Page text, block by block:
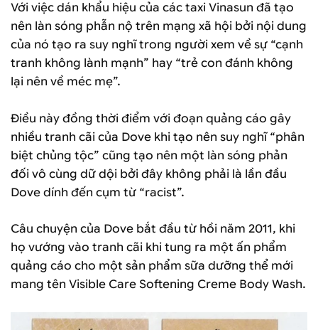
Với việc dán khẩu hiệu của các taxi Vinasun đã tạo
nên làn sóng phẫn nộ trên mạng xã hội bởi nội dung
của nó tạo ra suy nghĩ trong người xem về sự “cạnh
tranh không lành mạnh” hay “trẻ con đánh không
lại nên về méc mẹ”.
Điều này đồng thời điểm với đoạn quảng cáo gây
nhiều tranh cãi của Dove khi tạo nên suy nghĩ “phân
biệt chủng tộc” cũng tạo nên một làn sóng phản
đối vô cùng dữ dội bởi đây không phải là lần đầu
Dove dính đến cụm từ “racist”.
Câu chuyện của Dove bắt đầu từ hồi năm 2011, khi
họ vướng vào tranh cãi khi tung ra một ấn phẩm
quảng cáo cho một sản phẩm sữa dưỡng thể mới
mang tên Visible Care Softening Creme Body Wash.